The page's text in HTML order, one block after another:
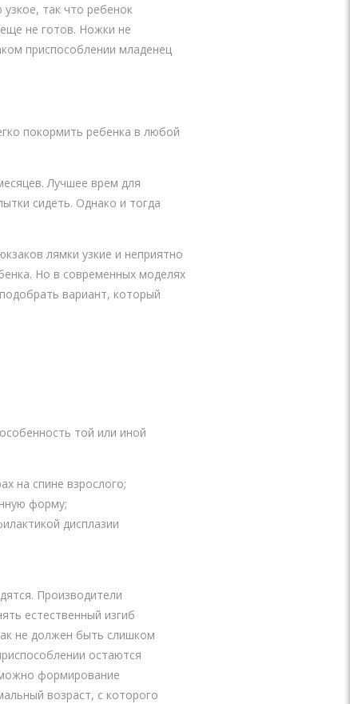
так что ребенок
не готов. Ножки не
приспособлении младенец
покормить ребенка в любой
Лучшее врем для
сидеть. Однако и тогда
лямки узкие и неприятно
Но в современных моделях
вариант, который
той или иной
на спине взрослого;
форму;
дисплазии
Производители
естественный изгиб
не должен быть слишком
остаются
формирование
возраст, с которого